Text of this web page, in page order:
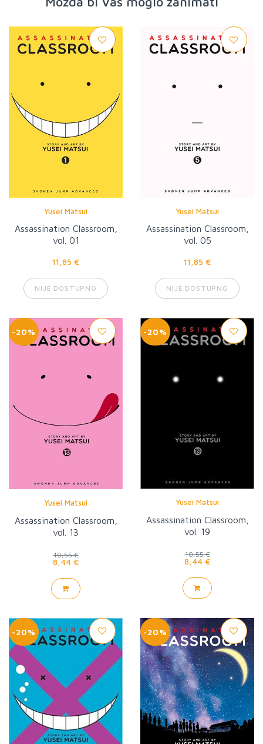
Yusei Matsui
Assassination Classroom,
vol. 01
11,85 €
NIJE DOSTUPNO
Yusei Matsui
Assassination Classroom,
vol. 05
11,85 €
NIJE DOSTUPNO
-20%
Yusei Matsui
Assassination Classroom,
vol. 13
10,55 €
8,44 €
-20%
Yusei Matsui
Assassination Classroom,
vol. 19
10,55 €
8,44 €
-20% -20%